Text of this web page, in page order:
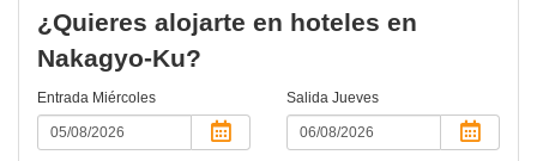
¿Quieres alojarte en hoteles en
Nakagyo-Ku?
Entrada Miércoles Salida Jueves